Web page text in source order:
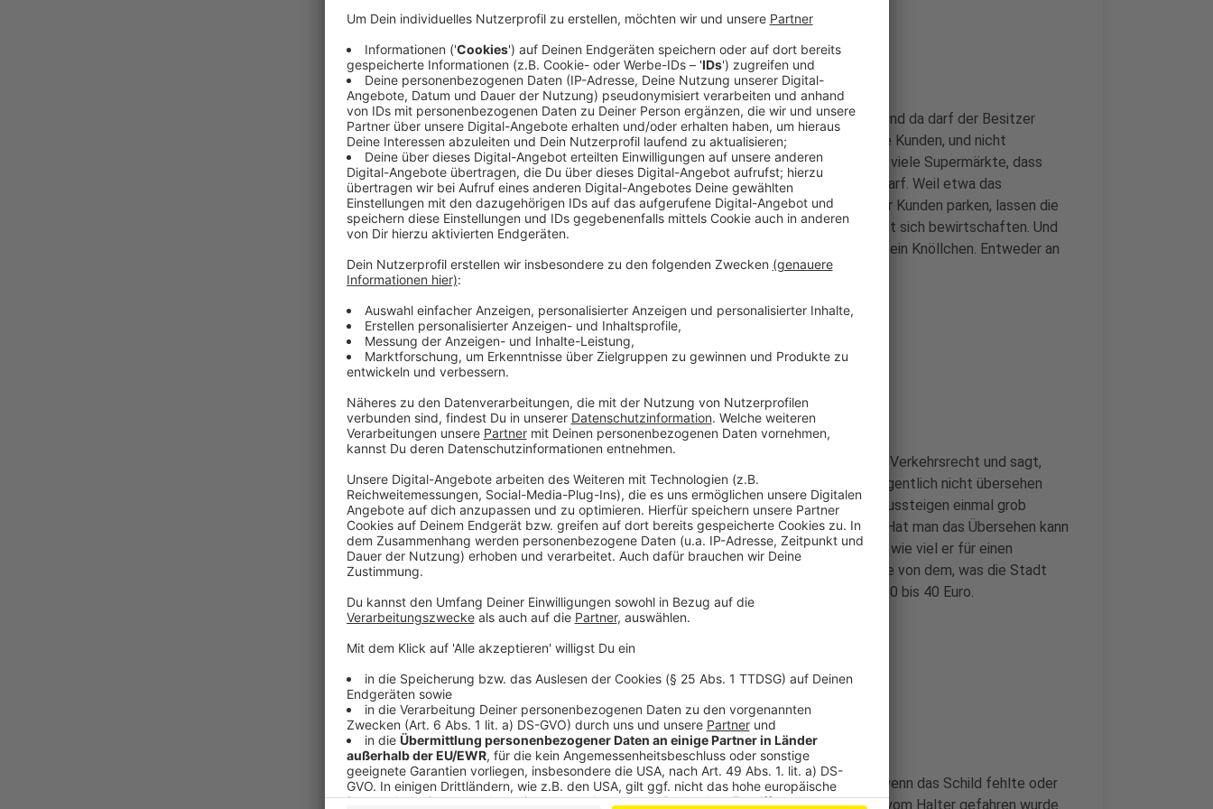
Supermarktparkplatz sind häufig Privatgelände
Anzeige
Ein Supermarktparkplatz ist in den meisten Fällen Privatgelände und da darf der Besitzer
entscheiden, wer dort steht. Die Supermärkte wollen, dass nur die Kunden, und nicht
irgendwelche Pendler oder Anwohner dort parken. Deshalb sagen viele Supermärkte, dass
maximal eine oder zwei Stunden zum Einkaufen geparkt werden darf. Weil etwa das
Kassenpersonal keine Zeit hat draußen noch zu schauen, ob da nur Kunden parken, lassen die
Märkte die Parkplätze von anderen Firmen kontrollieren. Das nennt sich bewirtschaften. Und
die Regel ist dann: Parkscheibe ins Auto legen, ansonsten gibt es ein Knöllchen. Entweder an
der Scheibe oder hinterher per Post.
Anzeige
Auf Schilder achten
Anzeige
Wir haben mit Arndt Kempgens gesprochen. Er ist Fachanwalt für Verkehrsrecht und sagt,
dass ein großes Schild auf Parkplätzen stehen muss, dass man eigentlich nicht übersehen
kann. Heißt also: Beim Parken Augen offenhalten und nach dem Aussteigen einmal grob
umschauen, ob irgendwo ein Schild steht und was da draufsteht. Hat man das Übersehen kann
es teuer werden. Prinzipiell darf jeder Betreiber selbst festlegen, wie viel er für einen
Parkverstoß berechnet. Allgemein gilt aber, maximal das Doppelte von dem, was die Stadt
berechnet würde. Laut Bußgeldkatalog wären das je nach Dauer 20 bis 40 Euro.
Anzeige
In zwei Fällen muss das Knöllchen nicht bezahlt werden. Einmal, wenn das Schild fehlte oder
nicht lesbar war. Die zweite Möglichkeit ist, wenn das Auto nicht vom Halter gefahren wurde.